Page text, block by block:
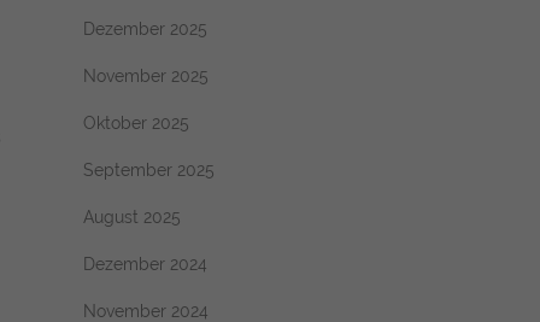
Dezember 2025
November 2025
Oktober 2025
September 2025
August 2025
Dezember 2024
November 2024